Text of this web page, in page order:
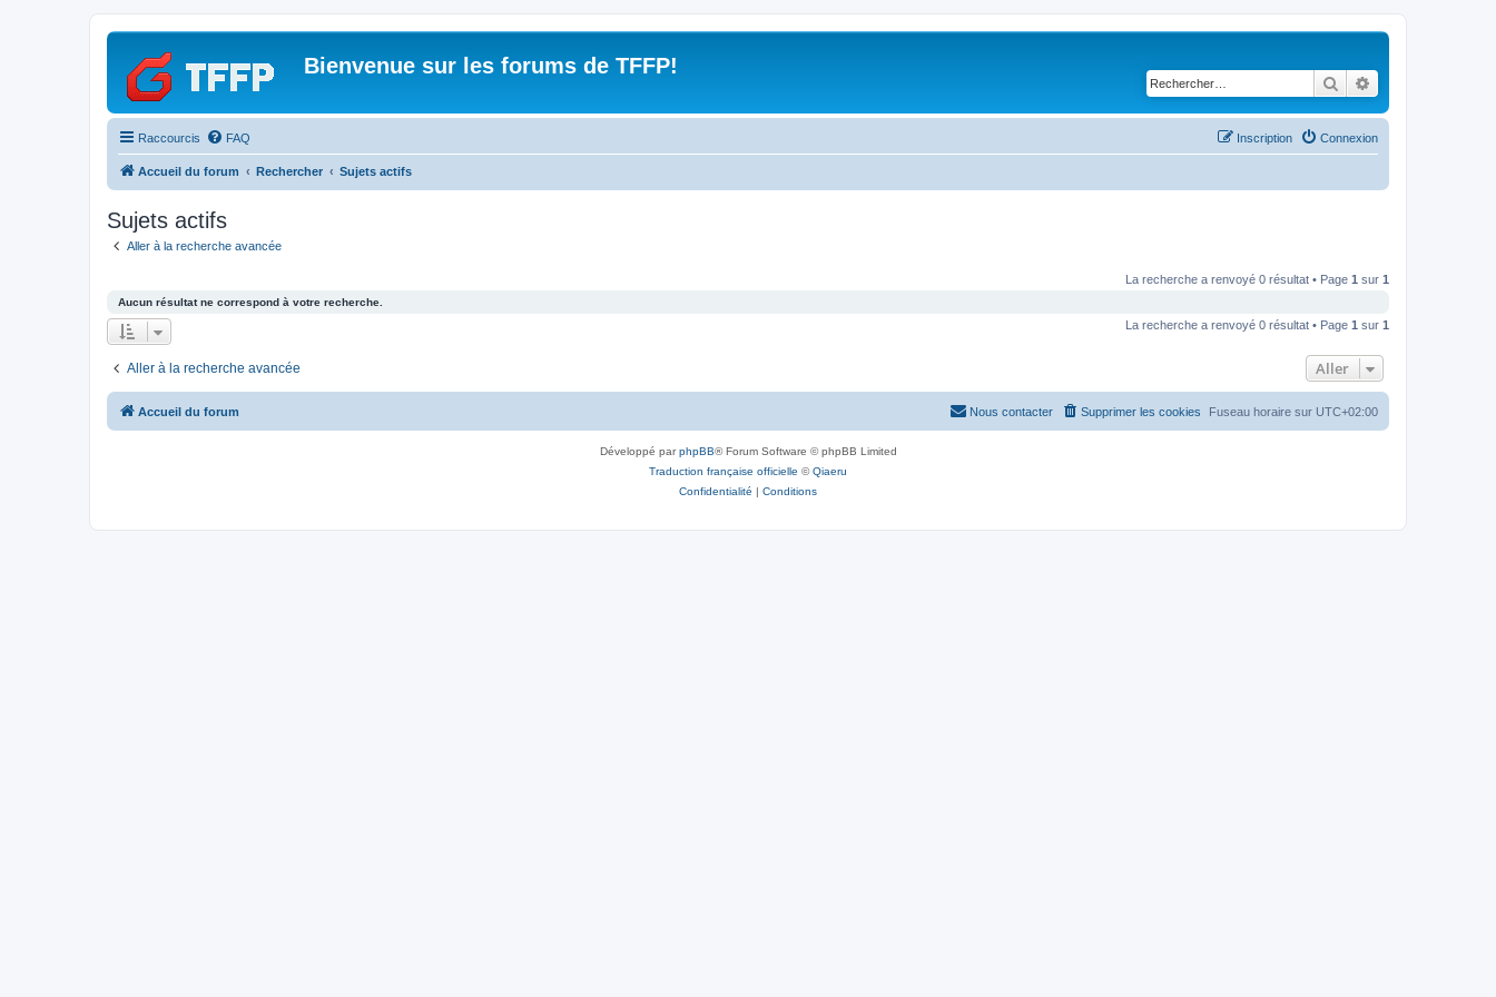
Bienvenue sur les forums de TFFP!
Rechercher
Raccourcis FAQ Connexion
Inscription
Accueil du forum Rechercher Sujets actifs
Sujets actifs
Aller à la recherche avancée
La recherche a renvoyé 0 résultat • Page 1 sur 1
Aucun résultat ne correspond à votre recherche.
La recherche a renvoyé 0 résultat • Page 1 sur 1
Aller à la recherche avancée Aller
Accueil du forum Fuseau horaire sur UTC+02:00
Supprimer les cookies
Nous contacter
Développé parphpBB® Forum Software © phpBB Limited
Traduction française officielle ©Qiaeru
Confidentialité | Conditions